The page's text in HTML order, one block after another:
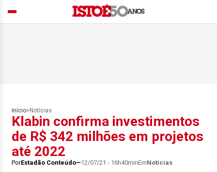
Início> Notícias
Klabin confirma investimentos
de R$ 342 milhões em projetos
até 2022
PorEstadão Conteúdo 12/07/21 - 16h40minEmNotícias